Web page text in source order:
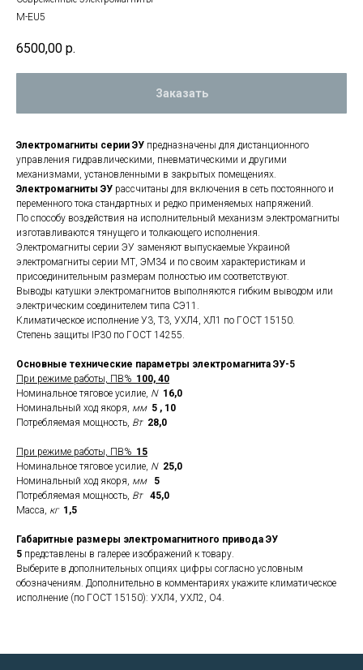
M-EU5
6500,00 р.
Заказать
Электромагниты серии ЭУ предназначены для дистанционного
управления гидравлическими, пневматическими и другими
механизмами, установленными в закрытых помещениях.
Электромагниты ЭУ рассчитаны для включения в сеть постоянного и
переменного тока стандартных и редко применяемых напряжений.
По способу воздействия на исполнительный механизм электромагниты
изготавливаются тянущего и толкающего исполнения.
Электромагниты серии ЭУ заменяют выпускаемые Украиной
электромагниты серии МТ, ЭМ34 и по своим характеристикам и
присоединительным размерам полностью им соответствуют.
Выводы катушки электромагнитов выполняются гибким выводом или
электрическим соединителем типа СЭ11.
Климатическое исполнение У3, Т3, УХЛ4, ХЛ1 по ГОСТ 15150.
Степень защиты IP30 по ГОСТ 14255.
Основные технические параметры электромагнита ЭУ-5
При режиме работы, ПВ% 100, 40
Номинальное тяговое усилие, N 16,0
Номинальный ход якоря, мм 5 , 10
Потребляемая мощность, Вт 28,0
При режиме работы, ПВ% 15
Номинальное тяговое усилие, N 25,0
Номинальный ход якоря, мм 5
Потребляемая мощность, Вт 45,0
Масса, кг 1,5
Габаритные размеры электромагнитного привода ЭУ
5 представлены в галерее изображений к товару.
Выберите в дополнительных опциях цифры согласно условным
обозначениям. Дополнительно в комментариях укажите климатическое
исполнение (по ГОСТ 15150): УХЛ4, УХЛ2, О4.